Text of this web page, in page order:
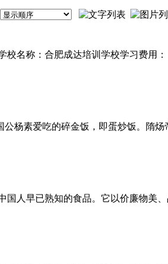
名称：合肥成达培训学校学习费用：
杨素爱吃的碎金饭，即蛋炒饭。隋
国人早已熟知的食品。它以价廉物美